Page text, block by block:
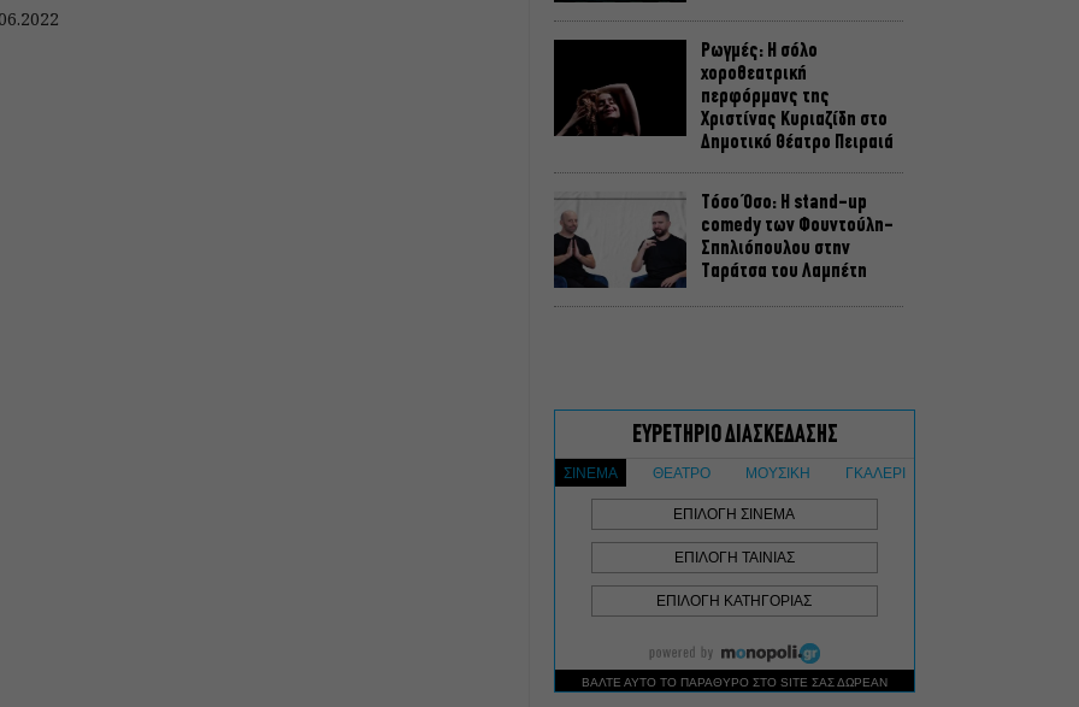
Ρωγμές: Η σόλο
χοροθεατρική
περφόρμανς της
Χριστίνας Κυριαζίδη στο
Δημοτικό Θέατρο Πειραιά
Τόσο Όσο: Η stand-up
comedy των Φουντούλη-
Σπηλιόπουλου στην
Ταράτσα του Λαμπέτη
σινεμά στην Ταράτσα του
Λαμπέτη
Η συναυλιακή σεζόν
κορυφώνεται τον
Σεπτέμβριο
Τουλάχιστον 1.500 έλεγχοι
σε 300 παραλίες –
Πρόστιμα έως 73.000€ για
αυθαίρετες καταλήψεις